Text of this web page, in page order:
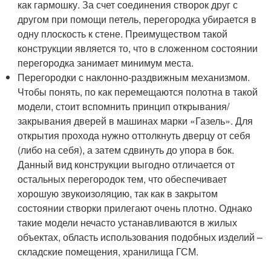
как гармошку. За счет соединения створок друг с
другом при помощи петель, перегородка убирается в
одну плоскость к стене. Преимуществом такой
конструкции является то, что в сложенном состоянии
перегородка занимает минимум места.
Перегородки с наклонно-раздвижным механизмом.
Чтобы понять, по как перемещаются полотна в такой
модели, стоит вспомнить принцип открывания/
закрывания дверей в машинах марки «Газель». Для
открытия прохода нужно оттолкнуть дверцу от себя
(либо на себя), а затем сдвинуть до упора в бок.
Данный вид конструкции выгодно отличается от
остальных перегородок тем, что обеспечивает
хорошую звукоизоляцию, так как в закрытом
состоянии створки прилегают очень плотно. Однако
такие модели нечасто устанавливаются в жилых
объектах, область использования подобных изделий –
складские помещения, хранилища ГСМ.